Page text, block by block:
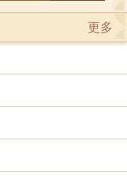
更多